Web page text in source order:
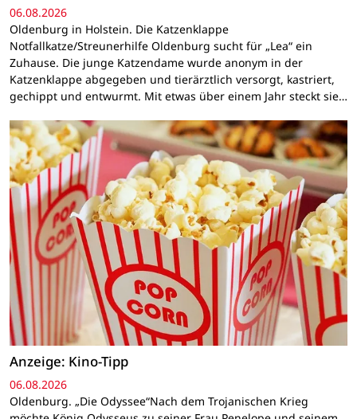
06.08.2026
Oldenburg in Holstein. Die Katzenklappe
Notfallkatze/Streunerhilfe Oldenburg sucht für „Lea“ ein
Zuhause. Die junge Katzendame wurde anonym in der
Katzenklappe abgegeben und tierärztlich versorgt, kastriert,
gechippt und entwurmt. Mit etwas über einem Jahr steckt sie…
Anzeige: Kino-Tipp
06.08.2026
Oldenburg. „Die Odyssee“Nach dem Trojanischen Krieg